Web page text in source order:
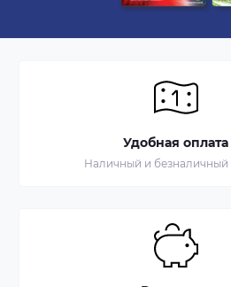
Удобная оплата
Наличный и безналичный